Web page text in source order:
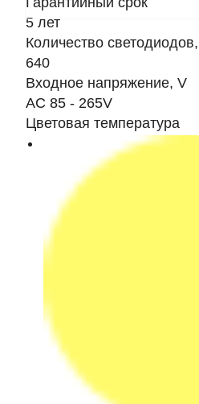
5 лет
Количество
640
Входное напряжение, V
AC 85 - 265V
Цветовая температура